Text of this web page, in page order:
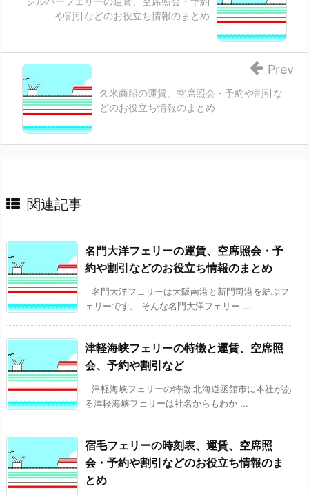
や割引などのお役立ち情報のまとめ
久米商船の運賃、空席照会・予約や割引な
どのお役立ち情報のまとめ
Prev
関連記事
名門大洋フェリーの運賃、空席照会・予
約や割引などのお役立ち情報のまとめ
名門大洋フェリーは大阪南港と新門司港を結ぶフ
ェリーです。 そんな名門大洋フェリー ...
津軽海峡フェリーの特徴と運賃、空席照
会、予約や割引など
津軽海峡フェリーの特徴 北海道函館市に本社があ
る津軽海峡フェリーは社名からもわか ...
宿毛フェリーの時刻表、運賃、空席照
会・予約や割引などのお役立ち情報のま
とめ